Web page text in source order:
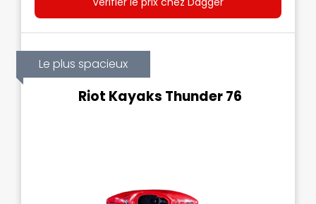
Le plus spacieux
Riot Kayaks Thunder 76